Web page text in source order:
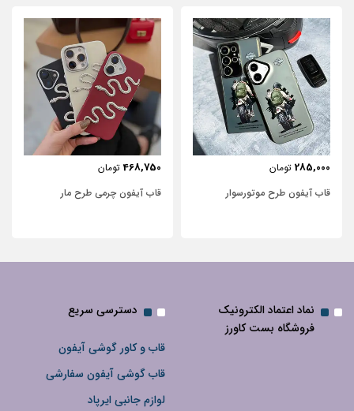
468,750 تومان
قاب آیفون چرمی طرح مار
443,750 تومان
قاب آیفون شفاف با پاپیون سفید و
نماد اعتماد الکترونیک
فروشگاه بست کاورز
دسترسی سریع
قاب و کاور گوشی آیفون
قاب گوشی آیفون سفارشی
لوازم جانبی ایرپاد